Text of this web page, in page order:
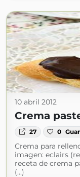
10 abril 2012
Crema
27 0
Crema para
imagen: eclairs
receta de crema
(...)